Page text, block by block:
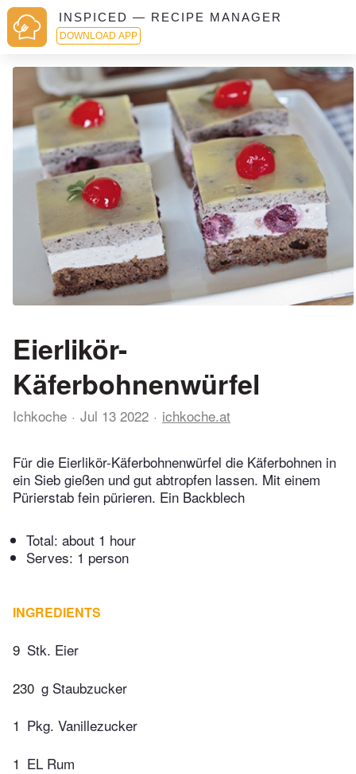
INSPICED — RECIPE MANAGER
DOWNLOAD APP
Eierlikör-
Käferbohnenwürfel
Ichkoche Jul 13 2022 ichkoche.at
Für die Eierlikör-Käferbohnenwürfel die Käferbohnen in
ein Sieb gießen und gut abtropfen lassen. Mit einem
Pürierstab fein pürieren. Ein Backblech
Total: about 1 hour
Serves: 1 person
INGREDIENTS
9 Stk. Eier
230 g Staubzucker
1 Pkg. Vanillezucker
1 EL Rum